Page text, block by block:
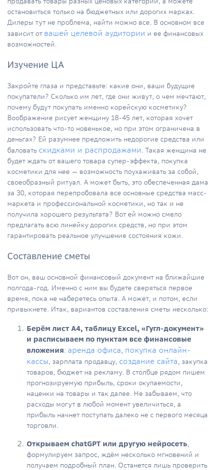
остановиться только на бюджетных или дорогих марках.
Дилеры тут не проблема, найти можно все. В основном все
зависит от вашей целевой аудитории и ее финансовых
возможностей.
Изучение ЦА
Закройте глаза и представьте: какие они, ваши будущие
покупатели? Сколько им лет, где они живут, о чем мечтают,
почему будут покупать именно корейскую косметику?
Воображение рисует женщину 18-45 лет, которая хочет
использовать что-то новенькое, но при этом ограничена в
деньгах? Ей разумнее предложить недорогие средства или
баловать скидками и распродажами. Такая женщина не
будет ждать от вашего товара супер-эффекта, покупка
косметики для нее — возможность поухаживать за собой,
своеобразный ритуал. А может быть, это обеспеченная дама
за 30, которая перепробовала все основные средства масс-
маркета и профессиональной косметики, но так и не
получила хорошего результата? Вот ей можно смело
предлагать всю линейку дорогих средств, но при этом
гарантировать реальное улучшение состояния кожи.
Составление сметы
Вот он, ваш основной финансовый документ на ближайшие
полгода-год. Именно с ним вы будете сверяться первое
время, пока не наберетесь опыта. А может, и потом, если
привыкнете. Итак, вариантов составления сметы несколько:
Берём лист А4, таблицу Excel, «Гугл-документ»
и расписываем по пунктам все финансовые
вложения: аренда офиса, покупка онлайн-
кассы, зарплата продавцу, создание сайта, закупка
товаров, бюджет на рекламу. В столбце рядом пишем
прогнозируемую прибыль, сроки окупаемости,
наценки на товары и так далее. Не забываем, что
расходы могут в любой момент увеличиться, а
прибыль начнет поступать далеко не с первого месяца
торговли.
Открываем chatGPT или другую нейросеть,
формулируем запрос, ждём несколько мгновений и
получаем подробный план. Останется лишь проверить